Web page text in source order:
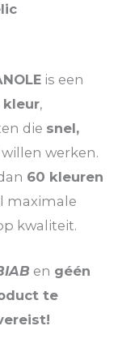
is een
kleur,
die snel,
willen werken.
60 kleuren
maximale
kwaliteit.
en géén
te